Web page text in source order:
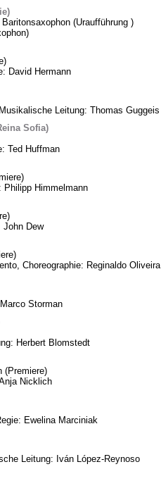
(Uraufführung )
David Hermann
Leitung: Thomas Guggeis
Sofia)
Ted Huffman
Philipp Himmelmann
John Dew
Choreographie: Reginaldo Oliveira
Storman
Herbert Blomstedt
(Premiere)
Nicklich
Ewelina Marciniak
Leitung: Iván López-Reynoso